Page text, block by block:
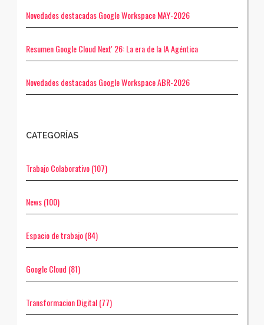
Novedades destacadas Google Workspace MAY-2026
Resumen Google Cloud Next' 26: La era de la IA Agéntica
Novedades destacadas Google Workspace ABR-2026
CATEGORÍAS
Trabajo Colaborativo(107)
News(100)
Espacio de trabajo(84)
Google Cloud (81)
Transformacion Digital(77)